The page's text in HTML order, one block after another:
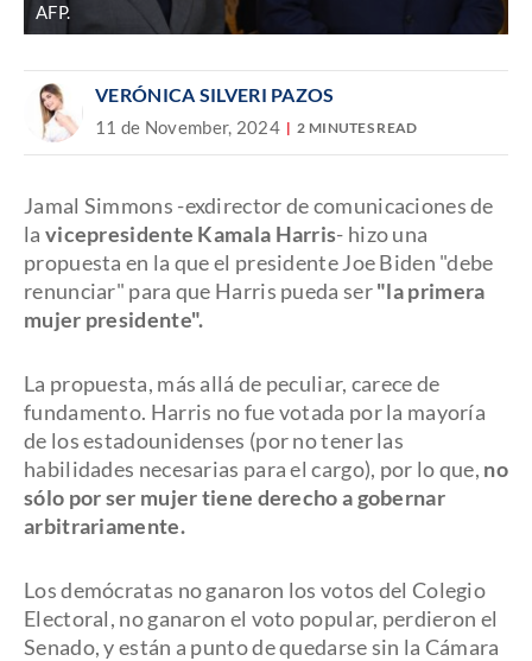
AFP.
VERÓNICA SILVERI PAZOS
11 de November, 2024 2 MINUTES READ
Jamal Simmons -exdirector de comunicaciones de
la vicepresidente Kamala Harris- hizo una
propuesta en la que el presidente Joe Biden "debe
renunciar" para que Harris pueda ser"la primera
mujer presidente".
La propuesta, más allá de peculiar, carece de
fundamento. Harris no fue votada por la mayoría
de los estadounidenses (por no tener las
habilidades necesarias para el cargo), por lo que, no
sólo por ser mujer tiene derecho a gobernar
arbitrariamente.
Los demócratas no ganaron los votos del Colegio
Electoral, no ganaron el voto popular, perdieron el
Senado, y están a punto de quedarse sin la Cámara